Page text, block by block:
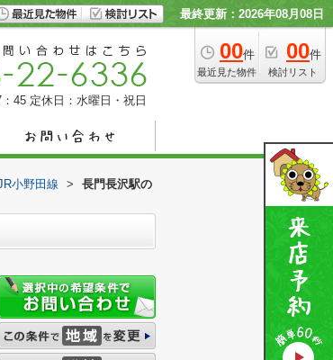
最終更新：2026年08月08日
00件
最近見た物件
00件
検討リスト
45 定休日：水曜日・祝日
小野田線 >
長門長沢駅の